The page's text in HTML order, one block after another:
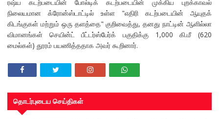
ரஷ்ய கடற்படையின் போல்டிக் கடற்படையின் முக்கிய புறக்காவல்
நிலையமான க்ரோன்ஸ்டாட்டில் உள்ள "எதிரி கடற்படையின் ஆயுதக்
கிடங்குகள் மற்றும் ஒரு தளத்தை" குறிவைத்து, தனது நாட்டின் ஆளில்லா
விமானங்கள் செயின்ட் பீட்டர்ஸ்பேர்க் பகுதிக்கு 1,000 கி.மீ (620
மைல்கள்) தூரம் பயணித்ததாக அவர் கூறினார்.
தொடர்புடைய செய்திகள்